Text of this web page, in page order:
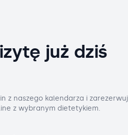
już dziś
z naszego kalendarza i zarezerwuj
z wybranym dietetykiem.